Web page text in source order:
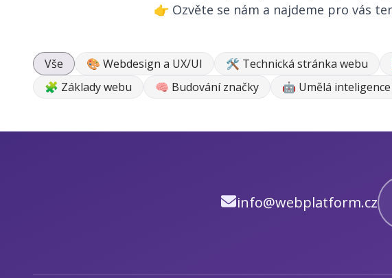
👉 Ozvěte se nám a najdeme pro vás
Vše 🎨 Webdesign a UX/UI 🛠 Technická stránka webu
🧩 Základy webu
🧠 Budování značky 🤖 Umělá inteligence
info@webplatform.cz